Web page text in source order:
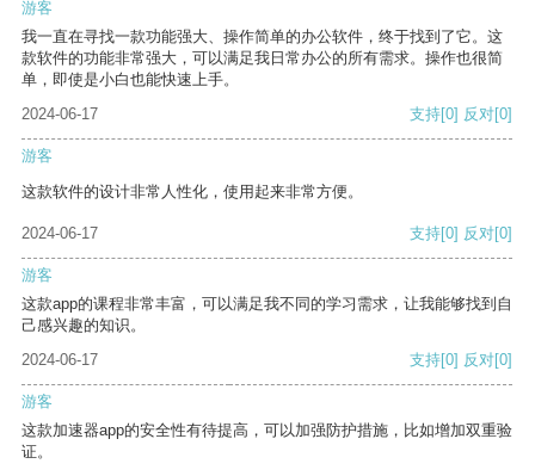
游客
我一直在寻找一款功能强大、操作简单的办公软件，终于找到了它。这
款软件的功能非常强大，可以满足我日常办公的所有需求。操作也很简
单，即使是小白也能快速上手。
2024-06-17
支持[0] 反对[0]
游客
这款软件的设计非常人性化，使用起来非常方便。
2024-06-17 支持[0] 反对[0]
游客
这款app的课程非常丰富，可以满足我不同的学习需求，让我能够找到自
己感兴趣的知识。
2024-06-17
支持[0] 反对[0]
游客
这款加速器app的安全性有待提高，可以加强防护措施，比如增加双重验
证。